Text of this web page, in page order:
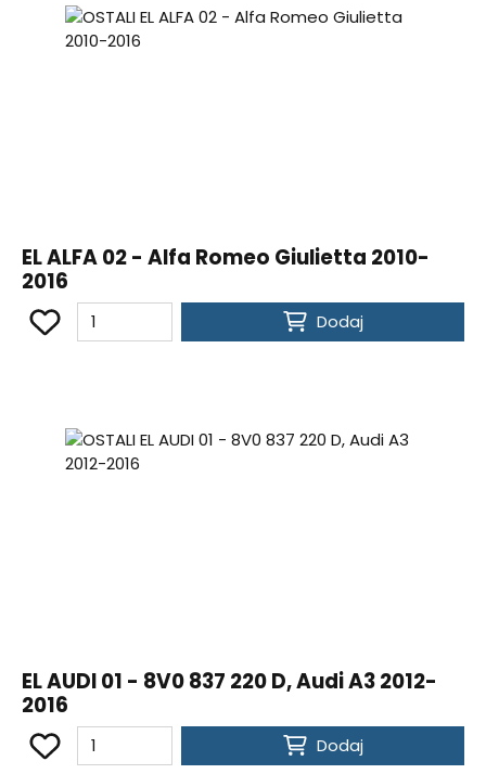
EL ALFA 02 - Alfa Romeo Giulietta 2010-
2016
Dodaj
EL AUDI 01 - 8V0 837 220 D, Audi A3 2012-
2016
Dodaj